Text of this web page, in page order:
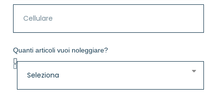
Quanti articoli vuoi noleggiare?